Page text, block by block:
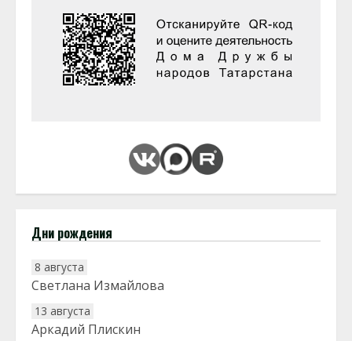
Дни рождения
8 августа
Светлана Измайлова
13 августа
Аркадий Плискин